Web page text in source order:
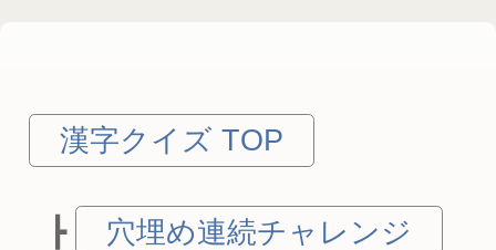
漢字クイズ TOP
穴埋め連続チャレンジ